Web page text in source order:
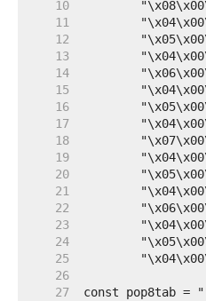
    10
    11
    12
    13
    14
    15
    16
    17
    18
    19
    20
    21
    22
    23
    24
    25
    26
    27